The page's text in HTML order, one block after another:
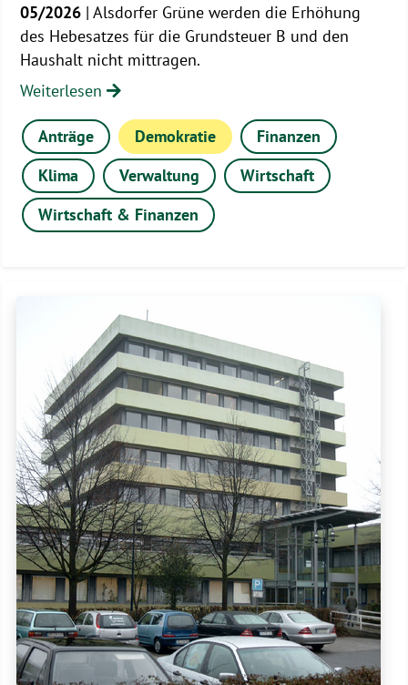
05/2026 | Alsdorfer Grüne werden die Erhöhung
des Hebesatzes für die Grundsteuer B und den
Haushalt nicht mittragen.
Weiterlesen
Anträge Demokratie
Finanzen
Klima
Verwaltung
Wirtschaft
Wirtschaft & Finanzen